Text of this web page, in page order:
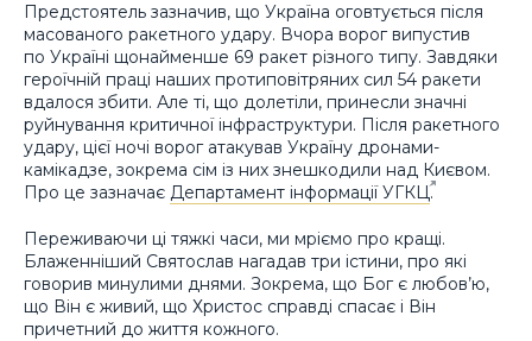
Предстоятель зазначив, що Україна оговтується після
масованого ракетного удару. Вчора ворог випустив
по Україні щонайменше 69 ракет різного типу. Завдяки
героїчній праці наших протиповітряних сил 54 ракети
вдалося збити. Але ті, що долетіли, принесли значні
руйнування критичної інфраструктури. Після ракетного
удару, цієї ночі ворог атакував Україну дронами-
камікадзе, зокрема сім із них знешкодили над Києвом.
Про це зазначає Департамент інформації УГКЦ.
Переживаючи ці тяжкі часи, ми мріємо про кращі.
Блаженніший Святослав нагадав три істини, про які
говорив минулими днями. Зокрема, що Бог є любов’ю,
що Він є живий, що Христос справді спасає і Він
причетний до життя кожного.